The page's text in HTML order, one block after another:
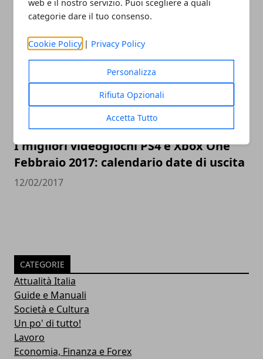
web e il nostro servizio. Puoi scegliere a quali
categorie dare il tuo consenso.
Cookie Policy | Privacy Policy
Personalizza
Rifiuta Opzionali
Accetta Tutto
27/02/2017
I migliori videogiochi PS4 e Xbox One
Febbraio 2017: calendario date di uscita
12/02/2017
CATEGORIE
Attualità Italia
Guide e Manuali
Società e Cultura
Un po' di tutto!
Lavoro
Economia, Finanza e Forex